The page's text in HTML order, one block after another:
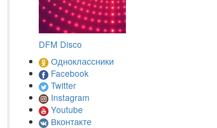
DFM Disco
Одноклассники
Facebook
Twitter
Instagram
Youtube
Вконтакте